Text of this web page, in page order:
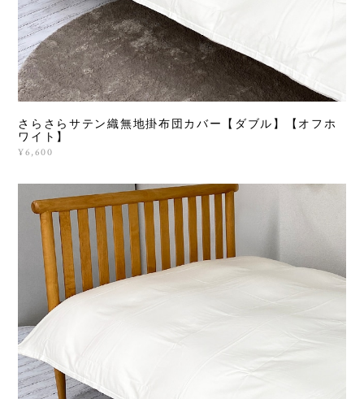
さらさらサテン織無地掛布団カバー【ダブル】【オフホ
ワイト】
¥6,600